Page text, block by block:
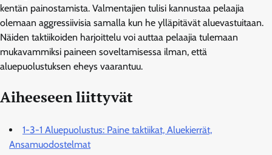
kentän painostamista. Valmentajien tulisi kannustaa pelaajia
olemaan aggressiivisia samalla kun he ylläpitävät aluevastuitaan.
Näiden taktiikoiden harjoittelu voi auttaa pelaajia tulemaan
mukavammiksi paineen soveltamisessa ilman, että
aluepuolustuksen eheys vaarantuu.
Aiheeseen liittyvät
1-3-1 Aluepuolustus: Paine taktiikat, Aluekierrät,
Ansamuodostelmat